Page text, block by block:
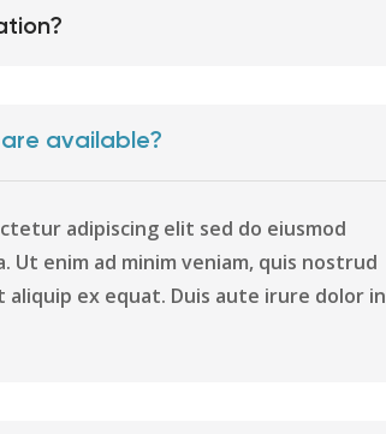
available?
adipiscing elit sed do eiusmod
Ut enim ad minim veniam, quis nostrud
ex equat. Duis aute irure dolor in